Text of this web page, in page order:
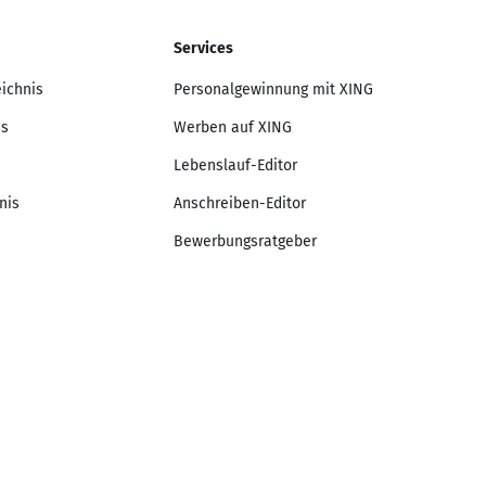
Services
Personalgewinnung mit XING
Werben auf XING
Lebenslauf-Editor
Anschreiben-Editor
Bewerbungsratgeber